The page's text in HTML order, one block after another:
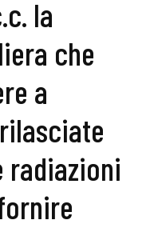
la
che
a
radiazioni